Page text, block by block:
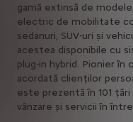
gamă extinsă de
electric de mobilitate
sedanuri, SUV-uri și
acestea disponibile cu
plug-in hybrid. Pionier
acordată clienților
este prezentă în 101
vânzare și servicii în